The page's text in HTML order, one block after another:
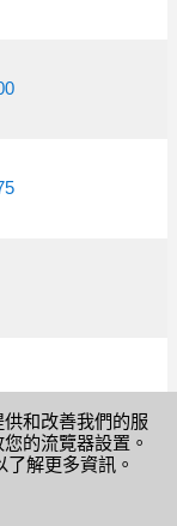
factors including
label or
和改善我們的服
的流覽器設置。
了解更多資訊。